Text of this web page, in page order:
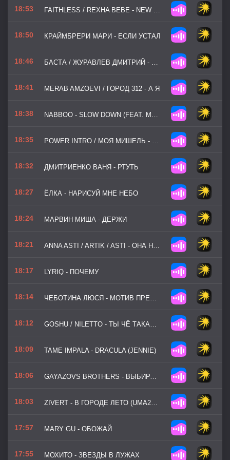
18:53 FAITHLESS / REXHA BEBE - NEW RELIGION
18:50 КРАЙМБРЕРИ МАРИ - ЕСЛИ УСТАЛ
18:46 БАСТА / ЖУРАВЛЕВ ДМИТРИЙ - ДЕВОЧКА В ЦВЕТАХ
18:41 MERAB AMZOEVI / ГОРОД 312 - А Я
18:38 NABBOO - SLOW DOWN (FEAT. MOUNIA)
18:35 POWER INTRO / МОЯ МИШЕЛЬ - ИНОГДА
18:32 ДМИТРИЕНКО ВАНЯ - РТУТЬ
18:27 ЁЛКА - НАРИСУЙ МНЕ НЕБО
18:24 МАРВИН МИША - ДЕРЖИ
18:21 ANNA ASTI / ARTIK / ASTI - ОНА НЕ Я
18:17 LYRIQ - ПОЧЕМУ
18:14 ЧЕБОТИНА ЛЮСЯ - МОТИВ ПРЕСТУПЛЕНИЯ
18:12 GOSHU / NILETTO - ТЫ ЧЁ ТАКАЯ СМЕЛАЯ
18:09 TAME IMPALA - DRACULA (JENNIE)
18:06 GAYAZOVS BROTHERS - ВЫБИРАЮ МОРЕ
18:03 ZIVERT - В ГОРОДЕ ЛЕТО (UMA2RMAN -ЗВЁЗДЫ СЧИТАЮТ НАС-)
17:57 MARY GU - ОБОЖАЙ
17:55 МОХИТО - ЗВЕЗДЫ В ЛУЖАХ